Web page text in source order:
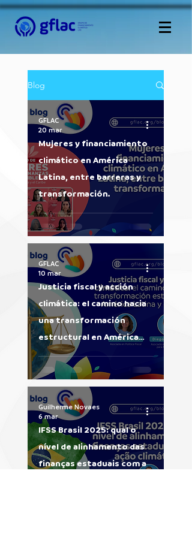
Blog
Mujeres y financiamiento
climático en América
Latina, entre barreras y
transformación.
GFLAC
20 mar
Justicia fiscal y acción
climática: el camino hacia
una transformación
estructural en América
Latina y el Caribe
GFLAC
10 mar
IFSS Brasil 2025: qual o
nível de alinhamento das
finanças estaduais com a
Guilherme Novaes
6 mar